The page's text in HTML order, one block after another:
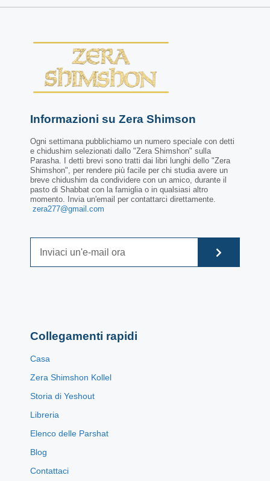
Informazioni su Zera Shimson
Ogni settimana pubblichiamo un numero speciale con detti
e chidushim selezionati dallo "Zera Shimshon" sulla
Parasha. I detti brevi sono tratti dai libri lunghi dello "Zera
Shimshon", per rendere più facile per chi studia avere un
breve chidushim da condividere con un amico, durante il
pasto di Shabbat con la famiglia o in qualsiasi altro
momento. Invia un'email per contattarci direttamente.
zera277@gmail.com
Collegamenti rapidi
Casa
Zera Shimshon Kollel
Storia di Yeshout
Libreria
Elenco delle Parshat
Blog
Contattaci